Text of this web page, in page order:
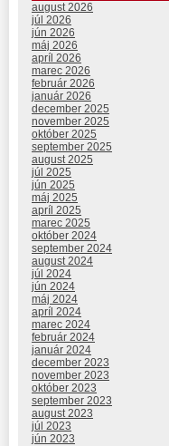
august 2026
júl 2026
jún 2026
máj 2026
apríl 2026
marec 2026
február 2026
január 2026
december 2025
november 2025
október 2025
september 2025
august 2025
júl 2025
jún 2025
máj 2025
apríl 2025
marec 2025
október 2024
september 2024
august 2024
júl 2024
jún 2024
máj 2024
apríl 2024
marec 2024
február 2024
január 2024
december 2023
november 2023
október 2023
september 2023
august 2023
júl 2023
jún 2023